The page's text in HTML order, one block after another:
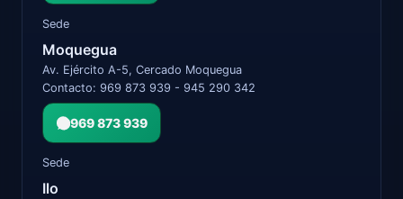
Sede
Moquegua
Av. Ejército A-5, Cercado Moquegua
Contacto: 969 873 939 - 945 290 342
969 873 939
Sede
Ilo